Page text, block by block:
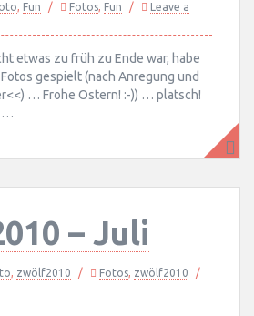
, Fun Fotos, Fun
Leave a
etwas zu früh zu Ende war, habe
gespielt (nach Anregung und
… Frohe Ostern! :-)) … platsch!
…
– Juli
, zwölf2010 Fotos, zwölf2010